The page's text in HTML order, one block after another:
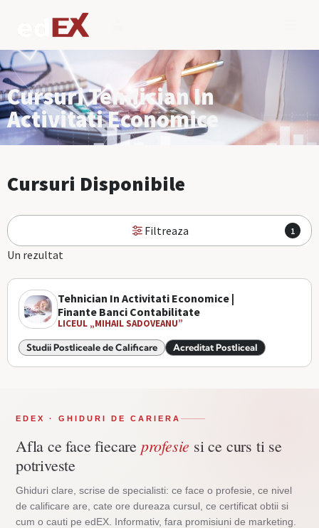
Cursuri Tehnician In
Activitati Economice
Cursuri Disponibile
Filtreaza 1
Un rezultat
Tehnician In Activitati Economice |
Finante Banci Contabilitate
LICEUL „MIHAIL SADOVEANU”
Studii Postliceale de Calificare Acreditat Postliceal
EDEX · GHIDURI DE CARIERA
Afla ce face fiecare profesie si ce curs ti se
potriveste
Ghiduri clare, scrise de specialisti: ce face o profesie, ce nivel
de calificare are, cate ore dureaza cursul, ce certificat obtii si
cum o cauti pe edEX. Informativ, fara promisiuni de marketing.